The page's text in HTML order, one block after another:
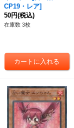
CP19・レア]
50円(税込)
在庫数 3枚